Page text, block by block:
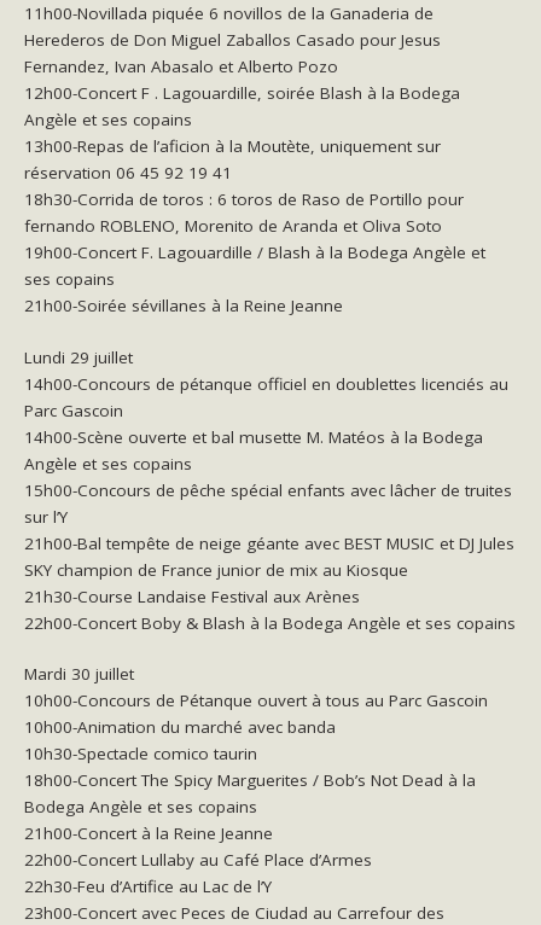
11h00-Novillada piquée 6 novillos de la Ganaderia de
Herederos de Don Miguel Zaballos Casado pour Jesus
Fernandez, Ivan Abasalo et Alberto Pozo
12h00-Concert F . Lagouardille, soirée Blash à la Bodega
Angèle et ses copains
13h00-Repas de l’aficion à la Moutète, uniquement sur
réservation 06 45 92 19 41
18h30-Corrida de toros : 6 toros de Raso de Portillo pour
fernando ROBLENO, Morenito de Aranda et Oliva Soto
19h00-Concert F. Lagouardille / Blash à la Bodega Angèle et
ses copains
21h00-Soirée sévillanes à la Reine Jeanne
Lundi 29 juillet
14h00-Concours de pétanque officiel en doublettes licenciés au
Parc Gascoin
14h00-Scène ouverte et bal musette M. Matéos à la Bodega
Angèle et ses copains
15h00-Concours de pêche spécial enfants avec lâcher de truites
sur l’Y
21h00-Bal tempête de neige géante avec BEST MUSIC et DJ Jules
SKY champion de France junior de mix au Kiosque
21h30-Course Landaise Festival aux Arènes
22h00-Concert Boby & Blash à la Bodega Angèle et ses copains
Mardi 30 juillet
10h00-Concours de Pétanque ouvert à tous au Parc Gascoin
10h00-Animation du marché avec banda
10h30-Spectacle comico taurin
18h00-Concert The Spicy Marguerites / Bob’s Not Dead à la
Bodega Angèle et ses copains
21h00-Concert à la Reine Jeanne
22h00-Concert Lullaby au Café Place d’Armes
22h30-Feu d’Artifice au Lac de l’Y
23h00-Concert avec Peces de Ciudad au Carrefour des